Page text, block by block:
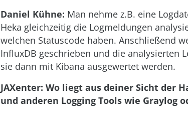
Daniel Kühne: Man nehme z.B. eine
Heka gleichzeitig die Logmeldungen
welchen Statuscode haben. Anschließend
InfluxDB geschrieben und die analysierten
sie dann mit Kibana ausgewertet werden.
JAXenter: Wo liegt aus deiner Sicht der
und anderen Logging Tools wie Graylog